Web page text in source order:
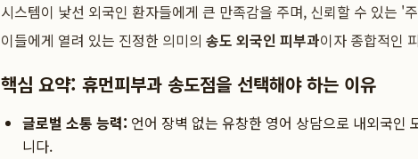
시스템이 낯선 외국인 환자들에게 큰 만족감을 주며, 신뢰할 수 있는 '
이들에게 열려 있는 진정한 의미의 송도 외국인 피부과이자 종합적인
핵심 요약: 휴먼피부과 송도점을 선택해야 하는 이유
글로벌 소통 능력: 언어 장벽 없는 유창한 영어 상담으로 내외국인
니다.